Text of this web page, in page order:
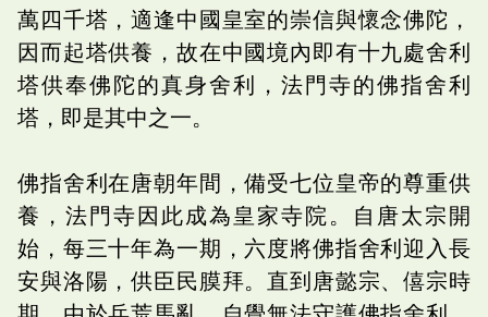
萬四千塔，適逢中國皇室的崇信與懷念佛陀，
因而起塔供養，故在中國境內即有十九處舍利
塔供奉佛陀的真身舍利，法門寺的佛指舍利
塔，即是其中之一。
佛指舍利在唐朝年間，備受七位皇帝的尊重供
養，法門寺因此成為皇家寺院。自唐太宗開
始，每三十年為一期，六度將佛指舍利迎入長
安與洛陽，供臣民膜拜。直到唐懿宗、僖宗時